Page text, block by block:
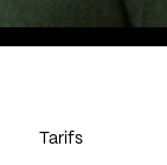
Tarifs